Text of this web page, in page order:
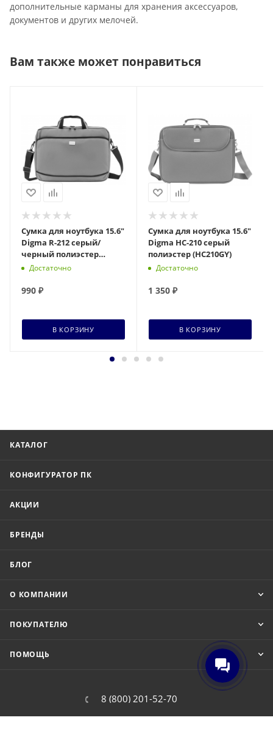
дополнительные карманы для хранения аксессуаров,
документов и других мелочей.
Вам также может понравиться
Сумка для ноутбука 15.6"
Digma R-212 серый/
черный полиэстер
(R212GBK)
Достаточно
990 ₽
В КОРЗИНУ
Сумка для ноутбука 15.6"
Digma HC-210 серый
полиэстер (HC210GY)
Достаточно
1 350 ₽
В КОРЗИНУ
КАТАЛОГ
КОНФИГУРАТОР ПК
АКЦИИ
БРЕНДЫ
БЛОГ
О КОМПАНИИ
ПОКУПАТЕЛЮ
ПОМОЩЬ
8 (800) 201-52-70
order@cit.ru